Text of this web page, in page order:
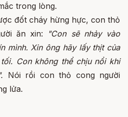
trong lòng.
đốt cháy hừng hực, con thỏ
ăn xin:
"Con sẽ nhảy vào
mình. Xin ông hãy lấy thịt của
Con không thể chịu nổi khi
Nói rồi con thỏ cong người
lửa.